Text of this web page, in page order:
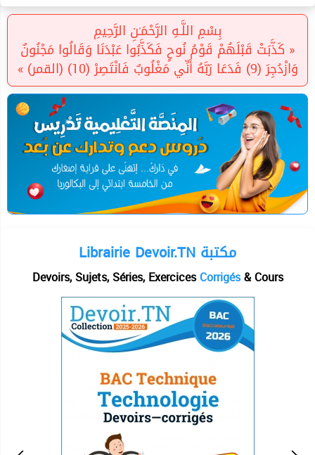
بِسْمِ اللَّـهِ الرَّحْمَـٰنِ الرَّحِيمِ
« كَذَّبَتْ قَبْلَهُمْ قَوْمُ نُوحٍ فَكَذَّبُوا عَبْدَنَا وَقَالُوا مَجْنُونٌ
وَازْدُجِرَ (9) فَدَعَا رَبَّهُ أَنِّي مَغْلُوبٌ فَانْتَصِرْ (10) (القمر) »
Librairie Devoir.TN مكتبة
Devoirs, Sujets, Séries, ExercicesCorrigés& Cours